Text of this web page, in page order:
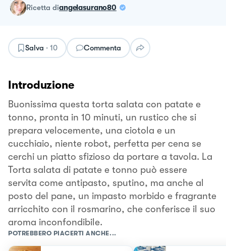
ricetta diangelasurano80
Salva · 10 Commenta
Introduzione
Buonissima questa torta salata con patate e
tonno, pronta in 10 minuti, un rustico che si
prepara velocemente, una ciotola e un
cucchiaio, niente robot, perfetta per cena se
cerchi un piatto sfizioso da portare a tavola. La
Torta salata di patate e tonno può essere
servita come antipasto, sputino, ma anche al
posto del pane, un impasto morbido e fragrante
arricchito con il rosmarino, che conferisce il suo
aroma inconfondibile.
POTREBBERO PIACERTI ANCHE...